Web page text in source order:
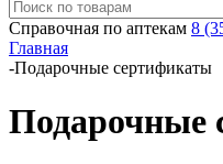
Справочная по аптекам 8
Главная
-Подарочные сертификаты
Подарочные